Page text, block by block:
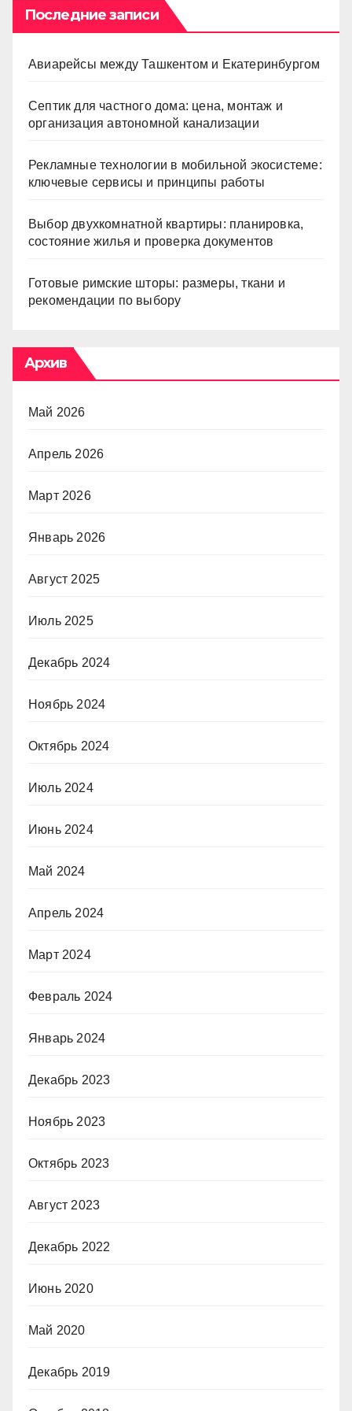
Последние записи
Авиарейсы между Ташкентом и Екатеринбургом
Септик для частного дома: цена, монтаж и
организация автономной канализации
Рекламные технологии в мобильной экосистеме:
ключевые сервисы и принципы работы
Выбор двухкомнатной квартиры: планировка,
состояние жилья и проверка документов
Готовые римские шторы: размеры, ткани и
рекомендации по выбору
Архив
Май 2026
Апрель 2026
Март 2026
Январь 2026
Август 2025
Июль 2025
Декабрь 2024
Ноябрь 2024
Октябрь 2024
Июль 2024
Июнь 2024
Май 2024
Апрель 2024
Март 2024
Февраль 2024
Январь 2024
Декабрь 2023
Ноябрь 2023
Октябрь 2023
Август 2023
Декабрь 2022
Июнь 2020
Май 2020
Декабрь 2019